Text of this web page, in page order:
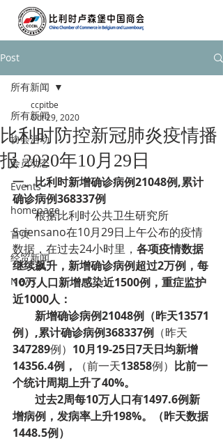
Post
所有新闻
协会活动
会员动态
Events
homepage
首页
经贸新闻
News
所有新闻
比利时防控新冠肺炎疫情播
报 2020年10月29日
ccpitbe
Oct 29, 2020
一、比利时新增确诊病例21048例,累计
确诊病例368337例
根据比利时公共卫生研究所
Sciensano在10月29日上午公布的疫情
数据，在过去24小时里， 各项疫情数据
继续飙升，新增确诊病例超过2万例，每
10万人口新增感染近1500例，重症监护
近1000人：
新增确诊病例21048例（昨天13571
例）,累计确诊病例368337例 （昨天
347289例） 10月19-25日7天日均新增
14356.4例，
（前一天13858例） 比前一
个统计周期上升了40%。­
过去2周每10万人口有1497.6例新
增病例，发病率上升198%。（昨天数据
1448.5例）